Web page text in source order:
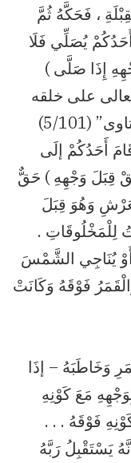
، فَحَكَّهُ ثُمَّ
يُصَلِّي فَلَا
إِذَا صَلَّى )
على خلقه
(5/101)
أَحَدُكُمْ إلَى
قِبَلَ وَجْهِهِ ) حَقٌّ
وَهُوَ قِبَلَ
لِلْمَخْلُوقَاتِ .
أَوْ يُنَاجِي الشَّمْسَ
فَوْقَهُ وَكَانَتْ
وَخَاطَبَهُ – إذَا
مَعَ كَوْنِهِ
فَوْقَهُ . . .
يَسْتَقْبِلُ رَبَّهُ